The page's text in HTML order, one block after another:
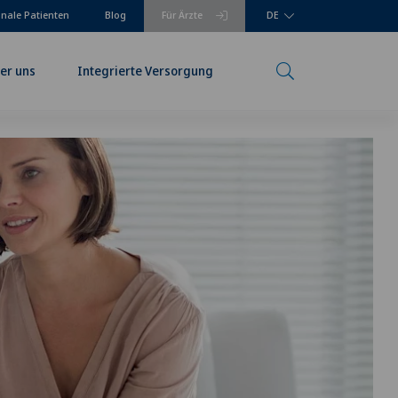
Für Ärzte
Patienten Blog DE
uns Integrierte Versorgung